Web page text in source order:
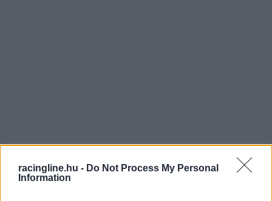
racingline.hu - Do Not Process My Personal
Information